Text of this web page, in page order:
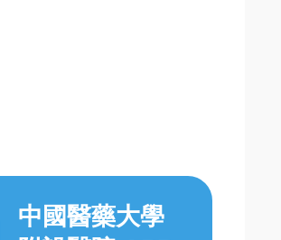
中國醫藥大學